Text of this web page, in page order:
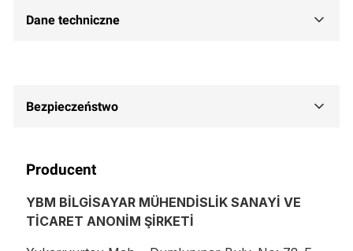
Dane techniczne
Bezpieczeństwo
Producent
YBM BİLGİSAYAR MÜHENDİSLİK SANAYİ VE
TİCARET ANONİM ŞİRKETİ